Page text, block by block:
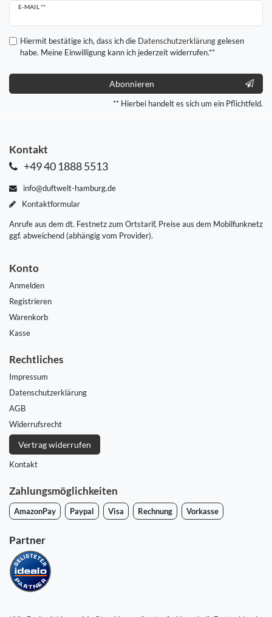
E-MAIL **
Newsletter
Hiermit bestätige ich, dass ich die Daten­schutz­erklärunggelesen
habe. Meine Einwilligung kann ich jederzeit widerrufen.**
Abonnieren
** Hierbei handelt es sich um ein Pflichtfeld.
Kontakt
+49 40 1888 5513
info@duftwelt-hamburg.de
Kontaktformular
Anrufe aus dem dt. Festnetz zum Ortstarif, Preise aus dem Mobilfunknetz
ggf. abweichend (abhängig vom Provider).
Konto
Anmelden
Registrieren
Warenkorb
Kasse
Rechtliches
Impressum
Daten­schutz­erklärung
AGB
Widerrufs­recht
Vertrag widerrufen
Kontakt
Zahlungsmöglichkeiten
AmazonPay Paypal Visa Rechnung Vorkasse
Partner